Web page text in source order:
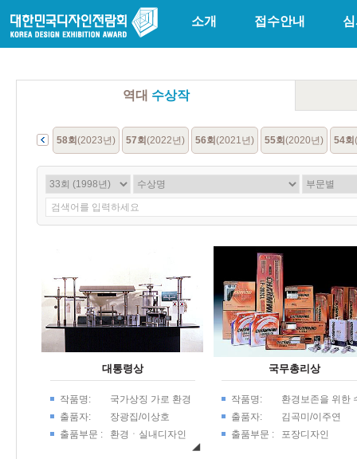
소개 접수안내
역대 수상작
(1966년) 58회 (2023년) 57회 (2022년) 56회 (2021년) 55회 (2020년) 54회
대통령상
작품명:
국가상징 가로 환경
조성을 위한 가로시
설물 디자인계획
출품자:
장광집/이상호
출품부문 :
환경ㆍ실내디자인
국무총리상
작품명:
환경보존을 위한
출용 에어컨포장
자인연구
출품자:
김곡미/이주연
출품부문 :
포장디자인